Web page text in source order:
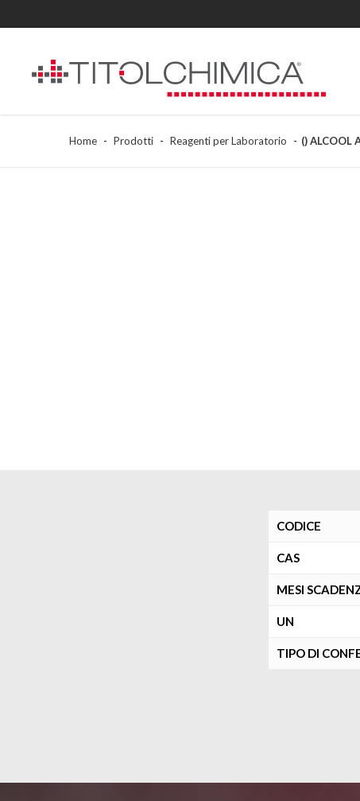
Home Prodotti Reagenti per Laboratorio () ALCOOL
CODICE
CAS
MESI
UN
TIPO DI